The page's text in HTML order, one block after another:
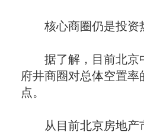
核心商圈仍是投资
据了解，目前北京中
府井商圈对总体空置
点。
从目前北京房地产市